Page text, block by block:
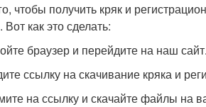
чтобы получить кряк и
как это сделать:
браузер и перейдите на наш сайт.
ссылку на скачивание кряка и
на ссылку и скачайте файлы на